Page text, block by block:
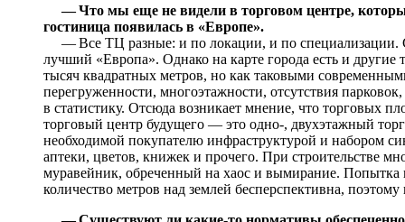
— Что мы еще не видели в торговом центре,
гостиница появилась в «Европе».
— Все ТЦ разные: и по локации, и по специализации.
лучший «Европа». Однако на карте города есть и
тысяч квадратных метров, но как таковыми
перегруженности, многоэтажности, отсутствия
в статистику. Отсюда возникает мнение, что
торговый центр будущего — это одно-, двухэтажный
необходимой покупателю инфраструктурой и набором
аптеки, цветов, книжек и прочего. При строительстве
муравейник, обреченный на хаос и вымирание. Попытка
количество метров над землей бесперспективна,